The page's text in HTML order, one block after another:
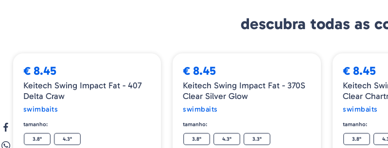
descubra todas as
€ 8.45
Keitech Swing Impact Fat - 407
Delta Craw
swimbaits
tamanho:
3.8" 4.3"
€ 8.45
Keitech Swing Impact Fat - 370S
Clear Silver Glow
swimbaits
tamanho:
3.8" 4.3" 3.3"
€ 8.45
Keitech
Clear
swimbaits
tamanho:
3.8"